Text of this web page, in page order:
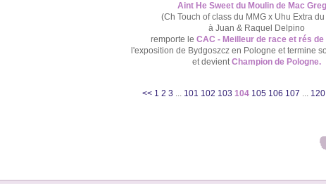
Aint He Sweet du Moulin de Mac
(Ch Touch of class du MMG x Uhu Extra du
à Juan & Raquel Delpino
remporte le CAC - Meilleur de race et rés de
l'exposition de Bydgoszcz en Pologne et termine
et devientChampion de Pologne.
<< 1 2 3 ... 101 102 103 104 105 106 107 ... 120